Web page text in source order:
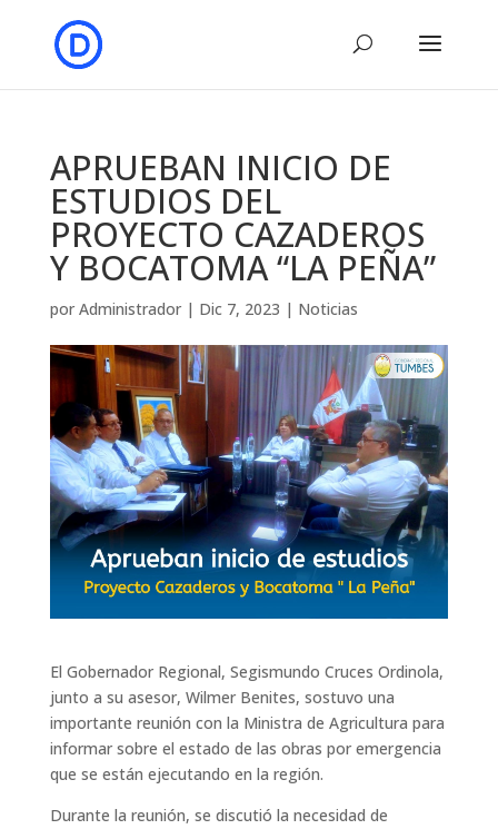
APRUEBAN INICIO DE
ESTUDIOS DEL
PROYECTO CAZADEROS
Y BOCATOMA “LA PEÑA”
por Administrador| Dic 7, 2023 | Noticias
El Gobernador Regional, Segismundo Cruces Ordinola,
junto a su asesor, Wilmer Benites, sostuvo una
importante reunión con la Ministra de Agricultura para
informar sobre el estado de las obras por emergencia
que se están ejecutando en la región.
Durante la reunión, se discutió la necesidad de